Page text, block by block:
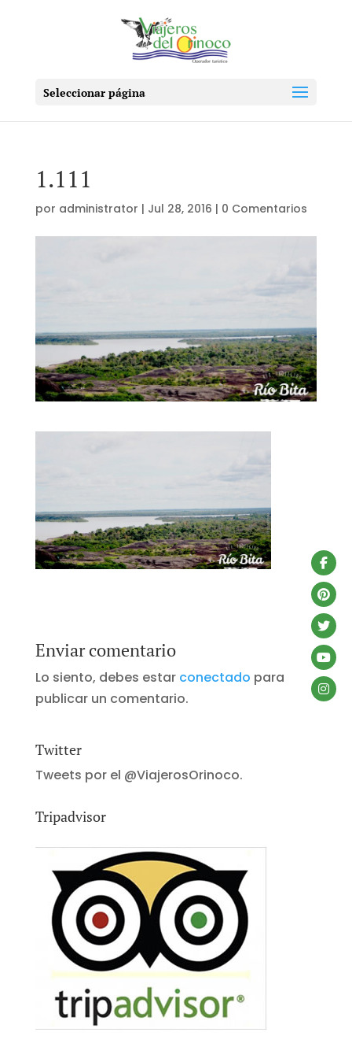
Seleccionar página
1.111
por administrator | Jul 28, 2016 | 0 Comentarios
Enviar comentario
Lo siento, debes estar conectado para
publicar un comentario.
Twitter
Tweets por el @ViajerosOrinoco.
Tripadvisor